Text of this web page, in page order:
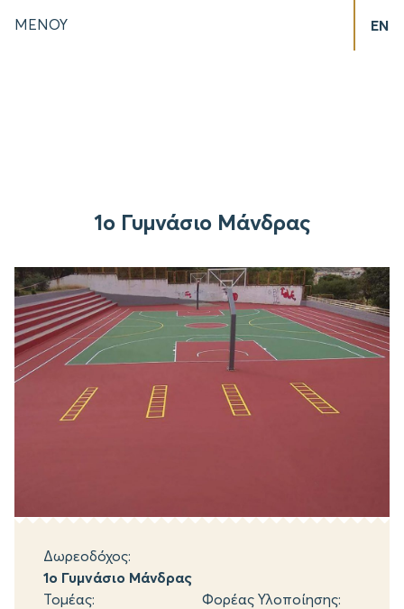
ΜΕΝΟΥ EN
1ο Γυμνάσιο Μάνδρας
Δωρεοδόχος:
1ο Γυμνάσιο Μάνδρας
Τομέας:
Φορέας Υλοποίησης: